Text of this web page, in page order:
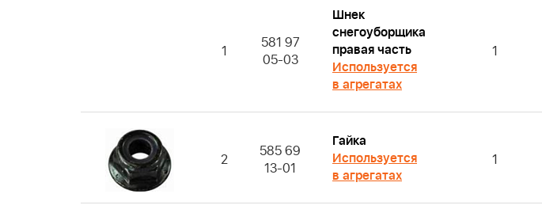
1
581 97
05-03
Шнек
снегоуборщика
правая часть
Используется
в агрегатах
1
2
585 69
13-01
Гайка
Используется
в агрегатах
1